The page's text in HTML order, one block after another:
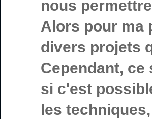
nous
Alors pour ma
divers projets
Cependant,
si c'est
les